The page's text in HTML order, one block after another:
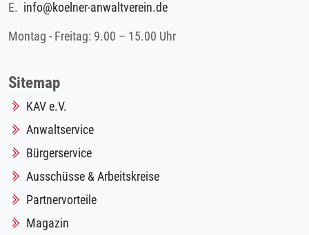
E. info@koelner-anwaltverein.de
Montag - Freitag: 9.00 – 15.00 Uhr
Sitemap
KAV e.V.
Anwaltservice
Bürgerservice
Ausschüsse & Arbeitskreise
Partnervorteile
Magazin